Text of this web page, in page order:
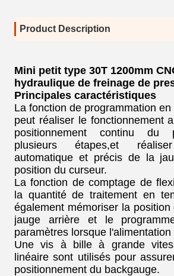
Product Description
Mini petit type 30T 1200mm
hydraulique de freinage de
Principales caractéristiques
La fonction de programmation
peut réaliser le fonctionnement
positionnement continu du
plusieurs étapes,et
automatique et précis de la
position du curseur.
La fonction de comptage de
la quantité de traitement en
également mémoriser la
jauge arrière et le
paramètres lorsque
Une vis à bille à grande
linéaire sont utilisés pour
positionnement du backgauge.